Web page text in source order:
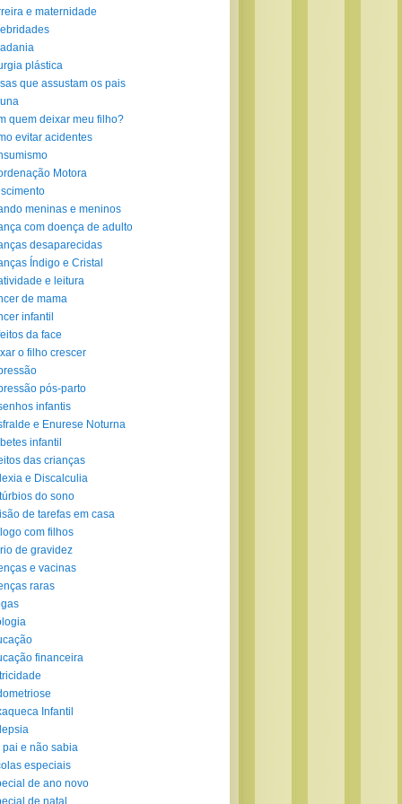
e maternidade
plástica
que assustam os pais
quem deixar meu filho?
evitar acidentes
Motora
meninas e meninos
com doença de adulto
desaparecidas
Índigo e Cristal
e leitura
de mama
infantil
da face
o filho crescer
pós-parto
infantis
e Enurese Noturna
infantil
das crianças
e Discalculia
do sono
de tarefas em casa
com filhos
de gravidez
e vacinas
raras
financeira
Infantil
pai e não sabia
especiais
de ano novo
de natal